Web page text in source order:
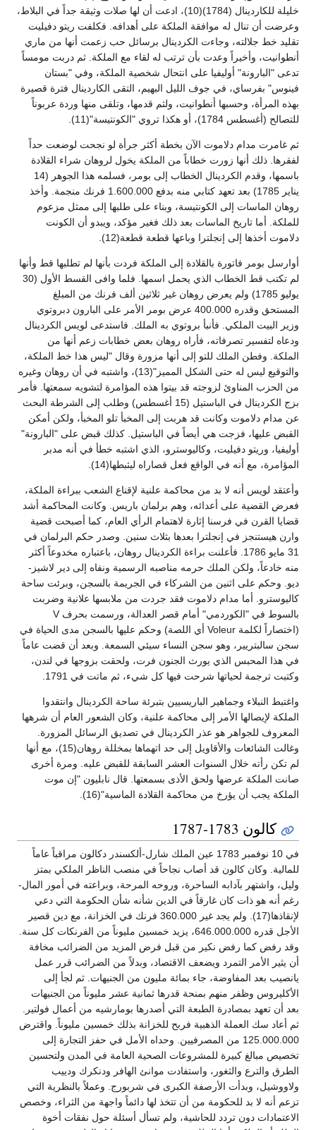
خليلة للكاردينال (1784)(10)، ادعت أن لها صلات وثيقة جداً في البلاط،
وعرضت أن تنال له موافقة الملكة على أهدافه. فكلفت ريتو دفيليت
تقليد خط جلالته، وجاءت الكردينال برسائل حب زعمت أنها من ماري
أنطوانيت، وأخيراً وعدت بأن ترتب له لقاء مع الملكة. ثم دربت مومساً
تدعى "البارونة" أوليفيا على انتحال شخصية الملكة، وفي "بستان
فينوس" بفرساي، في جوف الليل البهيم، التقى الكاردينال فترة قصيرة
بهذه المرأة، وحسبها أنطوانيت، ولثم قدمها، وتلقى منها وردة عربوناً
للتصالح (أغسطس 1784)، أو هكذا تروي "الكونتيسة"(11).
ثم غامرت مدام دلاموت الآن بخطة أكثر جرأة لو نجحت لوضعت حداً
لفقرها. ذلك أنها زورت خطاباً من الملكة يخول لروهان شراء القلادة
باسمها، وقدم الكردينال الخطاب إلى بومر، فسلمه هذا الجوهر (14
يناير 1785) بعد تعهد كتابي منه بدفع 1.600.000 فرنك منجمة. وأخذ
روهان الماسات إلى الكونتيسة، وبناء على طلبها إلى ممثل مزعوم
للملكة. أما تاريخ الماسات بعد ذلك فغير مؤكد، ويبدو أن الكونت
دلاموت أخذها إلى إنجلترا وباعها قطعة قطعة(12).
أوارسل بومر فاتورة بالقلادة إلى الملكة فردت بأنها لم تطلبها قط وأنها
لم تكتب قط الخطاب الذي يحمل اسمها. فلما وافى القسط الأول (30
يوليو 1785) ولم يعرض روهان غير ثلاثين ألف فرنك من المبلغ
المستحق وقدره 400.000 عرض بومر الأمر على البارون دبروتوي
وزير البيت الملكي. فأنبأ بروتوي به الملك. فاستدعى لويس الكردينال
ودعاه لتفسير تصرفاته، فأراه روهان بعض خطابات زعم أنها من
الملكة. وفطن الملك للتو إلى أنها مزورة وقال "ليس هذا خط الملكة،
والتوقيع ليس له حتى الشكل المميز"(13)، واشتبه في أن روهان وغيره
من الحزب المناوئ لزوجته قد بيتوا هذه المؤامرة لتشويه سمعتها. فأمر
بزج الكردينال في الباستيل (15 أغسطس) وطلب إلى الشرطة البحث
عن مدام دلاموت وكانت قد هربت إلى المخبأ تلو المخبأ، ولكن أمكن
القبض عليها، فزجت هي أيضاً في الباستيل. كذلك قبض على "البارونة"
أوليفيا، وريتو دفيليت، وكاليوسترو، الذي اشتبه خطأ في أنه مدبر
المؤامرة، مع أنه في الواقع فعل قصاراه ليثبطها(14).
وأعتقد لويس أنه لا بد من محاكمة علنية لإقناع الشعب ببراءة الملكة،
فعرض القضية على أعدائه، وهم برلمان باريس. وكانت المحاكمة أشد
قضايا القرن في فرسنا إثارة لاهتمام الرأي العام، كما أصبحت قضية
وارن هيستنجز في إنجلترا بعدها بثلاث سنين. وصدر حكم البرلمان في
31 مايو 1786. فأعلنت براءة الكردينال روهان، باعتباره مخدوعاً أكثر
منه خادعاً، ولكن الملك حرمه مناصبه الرسمية ونفاه إلى دير لاشيز-
ديو. وحكم على اثنين من الشركاء في الجريمة بالسجن، وبرئت ساحة
كاليوسترو. أما مدام دلاموت فقد جردت من ملابسها علانية وضربت
بالسوط في "الكوردمي" أمام قصر العدالة، ورسمت بحرف V
(اختصاراً لكلمة Voleur أي اللصة) وحكم عليها بالسجن مدى الحياة في
سجن سالبتريير، وهو سجن النساء سيئي السمعة. وبعد أن قضت عاماً
في هذا المحبس الذي يورث الجنون فرت، ولحقت بزوجها في لندن،
وكتبت ترجمة لحياتها شرحت فيها كل شيء، ثم ماتت في 1791.
واغتبط النبلاء وجماهير الباريسيين بتبرئة ساحة الكردينال وانتقدوا
الملكة لإيصالها الأمر إلى محاكمة علنية، وكان الشعور العام أن شرهها
المعروف للجواهر هو عذر الكردينال في تصديق الرسائل المزورة.
وغالت الشائعات والأقاويل إلى حد اتهماها بمخللة روهان(15)، مع أنها
لم تكن رأته خلال السنوات العشر السابقة للقبض عليه. ومرة أخرى
صانت الملكة عرضها ولحق الأذى بسمعتها. قال نابليون "إن موت
الملكة يجب أن يؤرخ من محاكمة القلادة الماسية"(16).
كالون 1783-1787
في 10 نوفمبر 1783 عين الملك شارل-ألكسندر دكالون مراقباً عاماً
للمالية. وكان كالون قد أصاب نجاحاً في منصب الناظر الملكي بمتز
وليل، واشتهر بآدابه الساحرة، وروحه المرحة، وبراعته في أمور المال-
رغم أنه هو ذات كان غارقاً في الدين شأنه شأن الحكومة التي دعي
لإنقاذها(17). ولم يجد غير 360.000 فرنك في الخزانة، مع دين قصير
الأجل قدره 646.000.000، يزيد خمسين مليوناً من الفرنكات كل سنة.
وقد رفض كما رفض نكير من قبل فرض المزيد من الضرائب مخافة
أن يثير الأمر التمرد ويضعف الاقتصاد، وبدلاً من الضرائب قرر عمل
يانصيب بعد المفاوضة، جاء بمائة مليون من الجنيهات. ثم لجأ إلى
الأكليروس وظفر منهم بمنحة قدرها ثمانية عشر مليوناً من الجنيهات
بعد أن تعهد بمصادرة الطبعة التي أصدرها بومارشيه من أعمال فولتير.
ثم أعاد سك العملة الذهبية فربح للخزانة بذلك خمسين مليوناً. واقترض
125.000.000 من المصرفيين. وحداه الأمل في حفز التجارة إلى
تخصيص مبالغ كبيرة للمشروعات الصحية العامة في المدن ولتحسين
الطرق والترع والثغور، واستفادت موانئ الهافر ودنكرك ودييب
ولاووشيل، وبدأت الأرصفة الكبرى في شربورج. وعملاً بالنظرية التي
تزعم أنه لا بد للحكومة من أن تتخذ لها دائماً واجهة من الثراء، وخصص
الاعتمادات دون تردد للحاشية، ولم تسأل أسئلة حول نفقات أخوة